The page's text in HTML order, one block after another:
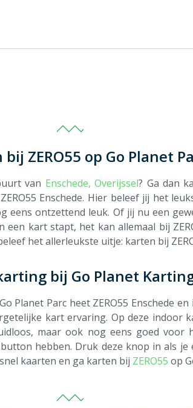
ZERO55 op Go Planet
van Enschede, Overijssel? Ga dan
Enschede. Hier beleef jij het
eens ontzettend leuk. Of jij nu een
kart stapt, het kan allemaal bij
het allerleukste uitje: karten bij
bij Go Planet
Planet Parc heet ZERO55 Enschede
kart ervaring. Op deze indoor
maar ook nog eens goed voor
hebben. Druk deze knop in als je
kaarten en ga karten bij ZERO55 op